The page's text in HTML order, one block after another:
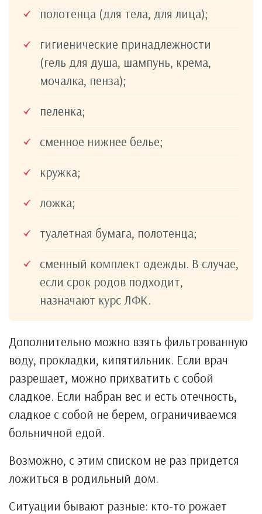
полотенца (для тела, для лица);
гигиенические принадлежности
(гель для душа, шампунь, крема,
мочалка, пенза);
пеленка;
сменное нижнее белье;
кружка;
ложка;
туалетная бумага, полотенца;
сменный комплект одежды. В случае,
если срок родов подходит,
назначают курс ЛФК.
Дополнительно можно взять фильтрованную
воду, прокладки, кипятильник. Если врач
разрешает, можно прихватить с собой
сладкое. Если набран вес и есть отечность,
сладкое с собой не берем, ограничиваемся
больничной едой.
Возможно, с этим списком не раз придется
ложиться в родильный дом.
Ситуации бывают разные: кто-то рожает